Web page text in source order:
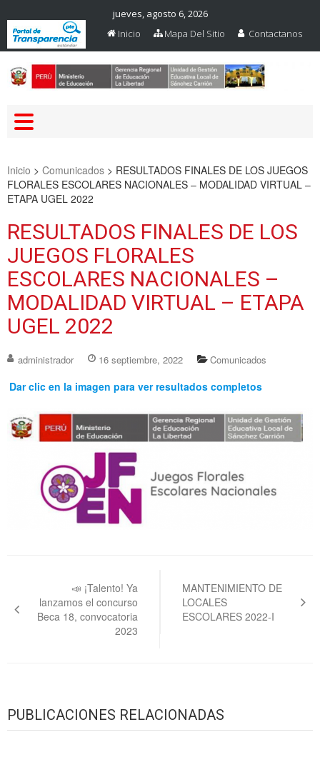
jueves, agosto 6, 2026
Inicio
Mapa Del Sitio Contactanos
Inicio > Comunicados > RESULTADOS FINALES DE LOS JUEGOS
FLORALES ESCOLARES NACIONALES – MODALIDAD VIRTUAL –
ETAPA UGEL 2022
RESULTADOS FINALES DE LOS
JUEGOS FLORALES
ESCOLARES NACIONALES –
MODALIDAD VIRTUAL – ETAPA
UGEL 2022
administrador 16 septiembre, 2022 Comunicados
Dar clic en la imagen para ver resultados completos
entradas
📣 ¡Talento! Ya
lanzamos el concurso
Beca 18, convocatoria
2023
MANTENIMIENTO DE
LOCALES
ESCOLARES 2022-I
PUBLICACIONES RELACIONADAS